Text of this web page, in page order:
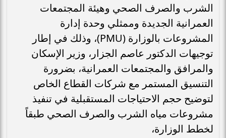
الشرب والصرف الصحي وهيئة المجتمعات
العمرانية الجديدة وممثلي وحدة إدارة
المشروعات بالوزارة (PMU)، وذلك في إطار
توجيهات الدكتور عاصم الجزار، وزير الإسكان
والمرافق والمجتمعات العمرانية، بضرورة
التنسيق المستمر مع شركات القطاع الخاص
لتوضيح حجم الاحتياجات المستقبلية في تنفيذ
مشروعات مياه الشرب والصرف الصحي طبقاً
لخطط الوزارة،